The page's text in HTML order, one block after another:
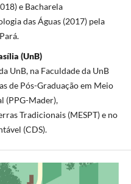
e Bacharela
das Águas (2017) pela
(UnB)
UnB, na Faculdade da UnB
de Pós-Graduação em Meio
(PPG-Mader),
Tradicionais (MESPT) e no
(CDS).